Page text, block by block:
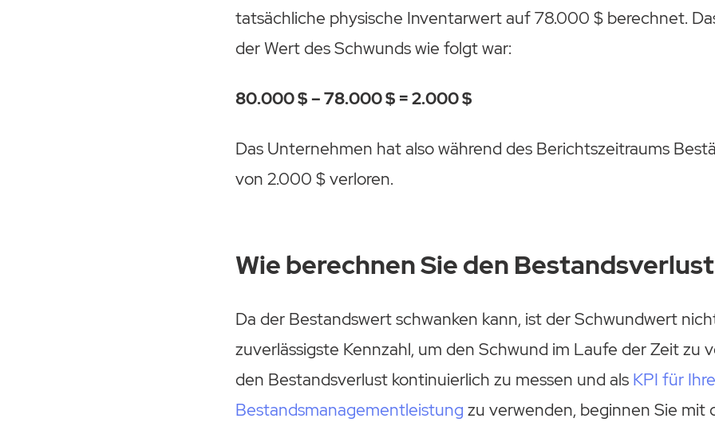
tatsächliche physische Inventarwert auf 78.000 $ berechnet.
der Wert des Schwunds wie folgt war:
80.000 $ – 78.000 $ = 2.000 $
Das Unternehmen hat also während des Berichtszeitraums
von 2.000 $ verloren.
Wie berechnen Sie den
Da der Bestandswert schwanken kann, ist der Schwundwert
zuverlässigste Kennzahl, um den Schwund im Laufe der Zeit zu
den Bestandsverlust kontinuierlich zu messen und als KPI für Ihre
Bestandsmanagementleistung zu verwenden, beginnen Sie mit